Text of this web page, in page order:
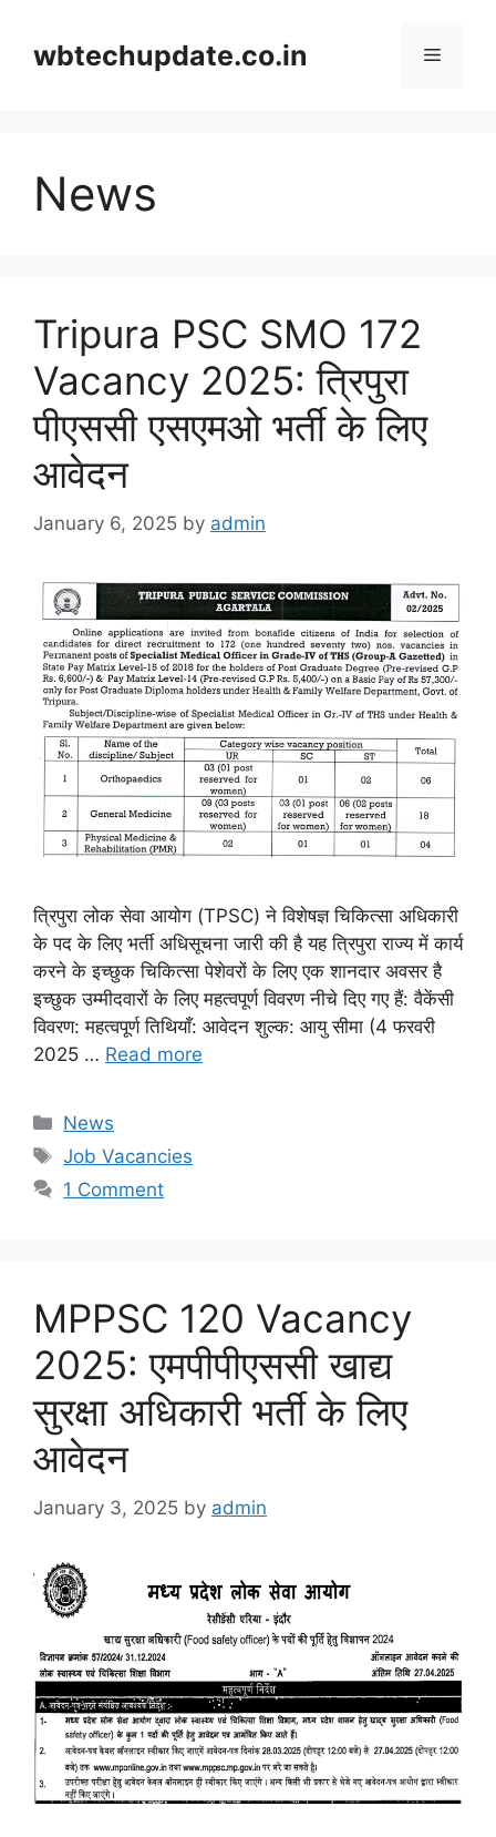
contentwbtechupdate.co.in Menu
News
Tripura PSC SMO 172
Vacancy 2025: त्रिपुरा
पीएससी एसएमओ भर्ती के लिए
आवेदन
January 6, 2025 by admin
त्रिपुरा लोक सेवा आयोग (TPSC) ने विशेषज्ञ चिकित्सा अधिकारी
के पद के लिए भर्ती अधिसूचना जारी की है यह त्रिपुरा राज्य में कार्य
करने के इच्छुक चिकित्सा पेशेवरों के लिए एक शानदार अवसर है
इच्छुक उम्मीदवारों के लिए महत्वपूर्ण विवरण नीचे दिए गए हैं: वैकेंसी
विवरण: महत्वपूर्ण तिथियाँ: आवेदन शुल्क: आयु सीमा (4 फरवरी
2025 … Read more
Categories
News
Tags
Job Vacancies
1 Comment
MPPSC 120 Vacancy
2025: एमपीपीएससी खाद्य
सुरक्षा अधिकारी भर्ती के लिए
आवेदन
January 3, 2025 by admin